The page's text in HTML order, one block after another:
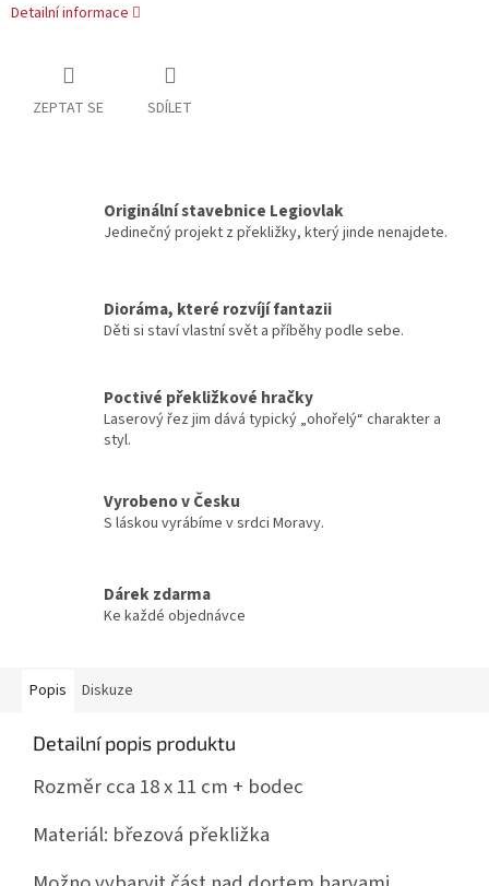
Detailní informace
ZEPTAT SE SDÍLET
Originální stavebnice Legiovlak
Jedinečný projekt z překližky, který jinde nenajdete.
Dioráma, které rozvíjí fantazii
Děti si staví vlastní svět a příběhy podle sebe.
Poctivé překližkové hračky
Laserový řez jim dává typický „ohořelý“ charakter a
styl.
Vyrobeno v Česku
S láskou vyrábíme v srdci Moravy.
Dárek zdarma
Ke každé objednávce
Popis Diskuze
Detailní popis produktu
Rozměr cca 18 x 11 cm + bodec
Materiál: březová překližka